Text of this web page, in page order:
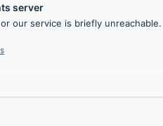
server
our service is briefly